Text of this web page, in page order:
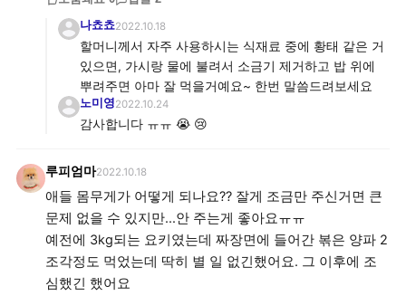
나쵸쵸2022.10.18
할머니께서 자주 사용하시는 식재료 중에 황태 같은 거
있으면, 가시랑 물에 불려서 소금기 제거하고 밥 위에
뿌려주면 아마 잘 먹을거예요~ 한번 말씀드려보세요
노미영2022.10.24
감사합니다 ㅠㅠ 😭 😢
루피엄마2022.10.18
애들 몸무게가 어떻게 되나요?? 잘게 조금만 주신거면 큰
문제 없을 수 있지만...안 주는게 좋아요ㅠㅠ
예전에 3kg되는 요키였는데 짜장면에 들어간 볶은 양파 2
조각정도 먹었는데 딱히 별 일 없긴했어요. 그 이후에 조
심했긴 했어요